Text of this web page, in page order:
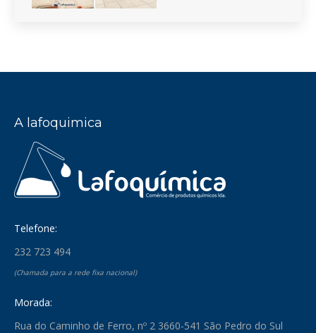
A lafoquimica
Telefone:
232 723 494
(Chamada para a rede fixa nacional)
Morada:
Rua do Caminho de Ferro, nº 2 3660-541 São Pedro do Sul